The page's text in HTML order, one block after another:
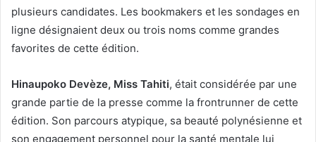
plusieurs candidates. Les bookmakers et les sondages en
ligne désignaient deux ou trois noms comme grandes
favorites de cette édition.
Hinaupoko Devèze, Miss Tahiti, était considérée par une
grande partie de la presse comme la frontrunner de cette
édition. Son parcours atypique, sa beauté polynésienne et
son engagement personnel pour la santé mentale lui